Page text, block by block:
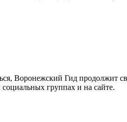
Воронежский Гид продолжит
группах и на сайте.